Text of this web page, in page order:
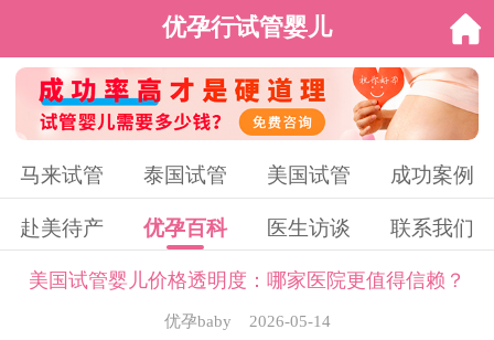
优孕行试管婴儿
马来试管 泰国试管 美国试管 成功案例
赴美待产 优孕百科 医生访谈 联系我们
美国试管婴儿价格透明度：哪家医院更值得信赖？
优孕baby 2026-05-14